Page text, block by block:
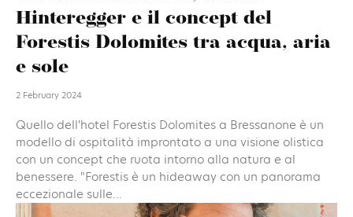
Hinteregger e il concept del
Forestis Dolomites tra acqua, aria
e sole
2 February 2024
Quello dell'hotel Forestis Dolomites a Bressanone è un
modello di ospitalità improntato a una visione olistica
con un concept che ruota intorno alla natura e al
benessere. "Forestis è un hideaway con un panorama
eccezionale sulle...